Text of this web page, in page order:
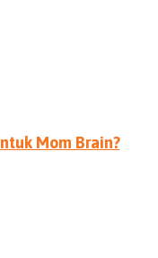
Mom Brain?